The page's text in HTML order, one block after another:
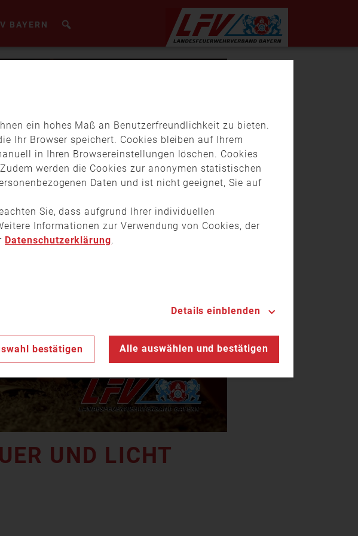
BAYERN
UND LICHT
ein hohes Maß an Benutzerfreundlichkeit zu bieten.
Ihr Browser speichert. Cookies bleiben auf Ihrem
in Ihren Browsereinstellungen löschen. Cookies
werden die Cookies zur anonymen statistischen
Daten und ist nicht geeignet, Sie auf
Sie, dass aufgrund Ihrer individuellen
Informationen zur Verwendung von Cookies, der
Datenschutzerklärung.
Details einblenden
bestätigen Alle auswählen und bestätigen